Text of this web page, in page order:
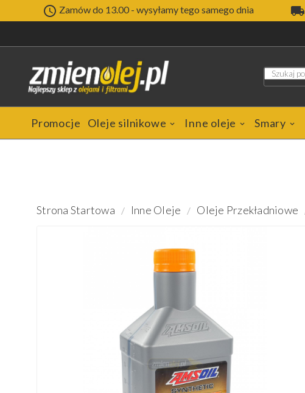
 Zamów do 13.00 - wysyłamy tego samego dnia 
Promocje Oleje silnikowe Inne oleje Smary
Strona Startowa Inne Oleje Oleje Przekładniowe